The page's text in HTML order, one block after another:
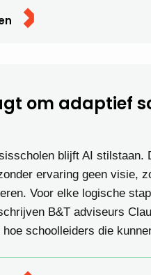
om adaptief
blijft AI stilstaan.
ervaring geen visie,
Voor elke logische
B&T adviseurs
schoolleiders die